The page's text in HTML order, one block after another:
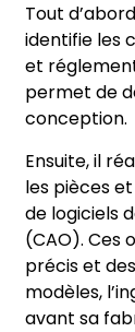
Tout
identifie les
et
permet de
conception.
Ensuite, il
les pièces
de logiciels
(CAO). Ces
précis et
modèles,
avant sa